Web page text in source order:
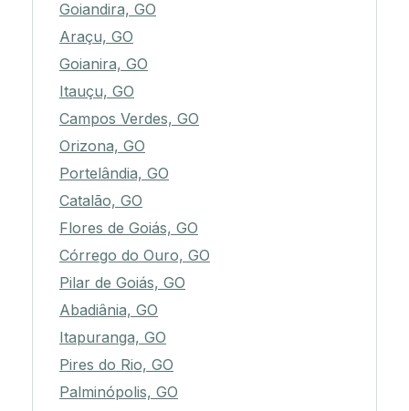
Goiandira, GO
Araçu, GO
Goianira, GO
Itauçu, GO
Campos Verdes, GO
Orizona, GO
Portelândia, GO
Catalão, GO
Flores de Goiás, GO
Córrego do Ouro, GO
Pilar de Goiás, GO
Abadiânia, GO
Itapuranga, GO
Pires do Rio, GO
Palminópolis, GO